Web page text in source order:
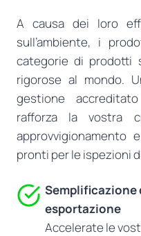
A causa dei loro
sull’ambiente, i
categorie di prodotti
rigorose al mondo.
gestione
rafforza la vostra
approvvigionamento
pronti per le ispezioni
Semplificazione
esportazione
Accelerate le